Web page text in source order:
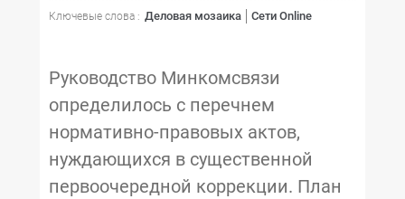
Ключевые слова : Деловая мозаика Сети Online
Руководство Минкомсвязи
определилось с перечнем
нормативно-правовых актов,
нуждающихся в существенной
первоочередной коррекции. План